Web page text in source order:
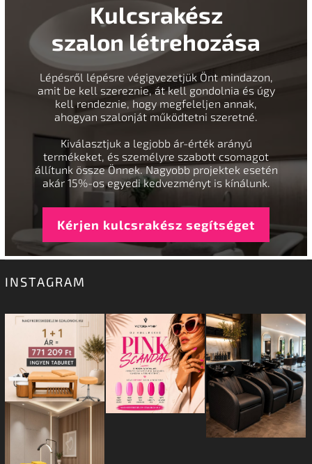
Kulcsrakész
szalon létrehozása
Lépésről lépésre végigvezetjük Önt mindazon,
amit be kell szereznie, át kell gondolnia és úgy
kell rendeznie, hogy megfeleljen annak,
ahogyan szalonját működtetni szeretné.
Kiválasztjuk a legjobb ár-érték arányú
termékeket, és személyre szabott csomagot
állítunk össze Önnek. Nagyobb projektek esetén
akár 15%-os egyedi kedvezményt is kínálunk.
Kérjen kulcsrakész segítséget
INSTAGRAM